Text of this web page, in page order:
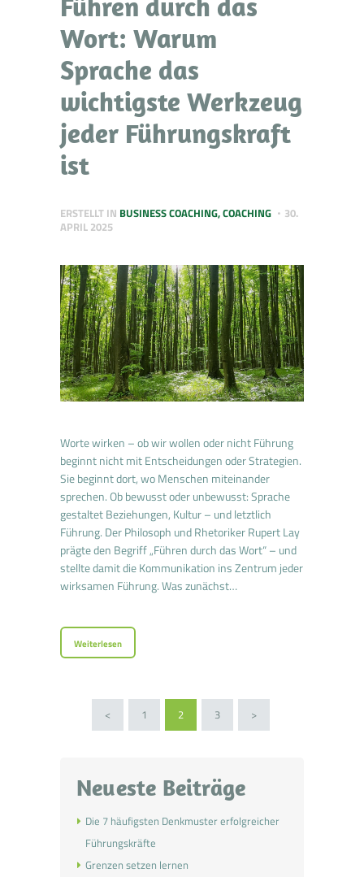
Wort: Warum
Sprache das
wichtigste Werkzeug
jeder Führungskraft
ist
ERSTELLT IN BUSINESS COACHING,COACHING
30.
APRIL 2025
Worte wirken – ob wir wollen oder nicht Führung
beginnt nicht mit Entscheidungen oder Strategien.
Sie beginnt dort, wo Menschen miteinander
sprechen. Ob bewusst oder unbewusst: Sprache
gestaltet Beziehungen, Kultur – und letztlich
Führung. Der Philosoph und Rhetoriker Rupert Lay
prägte den Begriff „Führen durch das Wort“ – und
stellte damit die Kommunikation ins Zentrum jeder
wirksamen Führung. Was zunächst…
Weiterlesen
Seitennummerierung der
Beiträge
< PAGE
1 PAGE
2 PAGE
3 >
Neueste Beiträge
Die 7 häufigsten Denkmuster erfolgreicher
Führungskräfte
Grenzen setzen lernen